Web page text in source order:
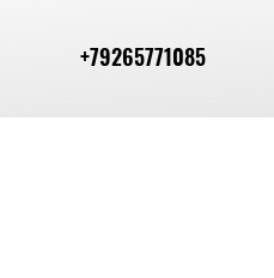
+79265771085